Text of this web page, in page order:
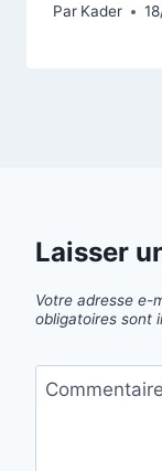
Par Kader
Laisser
Votre adresse e-
obligatoires sont
Commentaire